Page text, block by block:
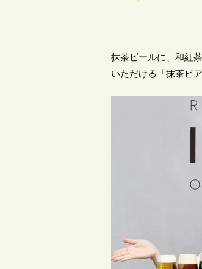
抹茶ビールに、和紅
いただける「抹茶ビ